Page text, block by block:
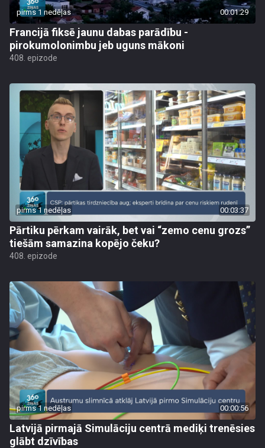
pirms 1 nedēļas 00:01:29
Francijā fiksē jaunu dabas parādību -
pirokumolonimbu jeb uguns mākoni
408. epizode
pirms 1 nedēļas 00:03:37
Pārtiku pērkam vairāk, bet vai “zemo cenu grozs”
tiešām samazina kopējo čeku?
408. epizode
pirms 1 nedēļas 00:00:56
Latvijā pirmajā Simulāciju centrā mediķi trenēsies
glābt dzīvības